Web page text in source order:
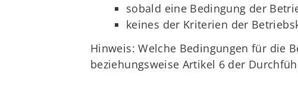
sobald eine Bedingung der
keines der Kriterien der
Hinweis: Welche Bedingungen für die
beziehungsweise Artikel 6 der